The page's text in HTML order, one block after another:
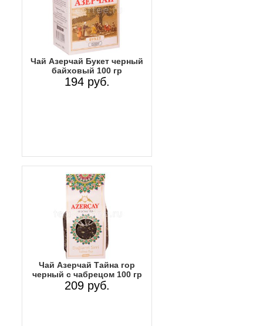
Чай Азерчай Букет черный
байховый 100 гр
194 руб.
Чай Азерчай Тайна гор
черный с чабрецом 100 гр
209 руб.